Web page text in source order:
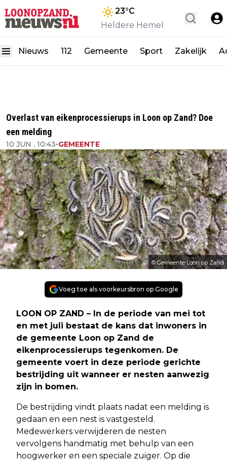
23°C
Heldere Hemel
Nieuws 112 Gemeente Sport Zakelijk
Overlast van eikenprocessierups in Loon op Zand? Doe
een melding
10 JUN , 10:43•GEMEENTE
© Gemeente Loon op Zand
Voeg toe als voorkeursbron op Google
LOON OP ZAND – In de periode van mei tot
en met juli bestaat de kans dat inwoners in
de gemeente Loon op Zand de
eikenprocessierups tegenkomen. De
gemeente voert in deze periode gerichte
bestrijding uit wanneer er nesten aanwezig
zijn in bomen.
De bestrijding vindt plaats nadat een melding is
gedaan en een nest is vastgesteld.
Medewerkers verwijderen de nesten
vervolgens handmatig met behulp van een
hoogwerker en een speciale zuiger. Op die